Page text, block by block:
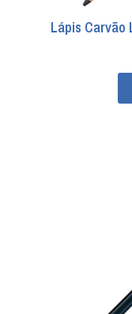
Lápis Carvão